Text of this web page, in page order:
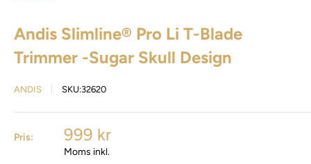
Andis Slimline® Pro Li T-Blade
Trimmer -Sugar Skull Design
ANDIS SKU:32620
Pris: 999 kr
Moms inkl.